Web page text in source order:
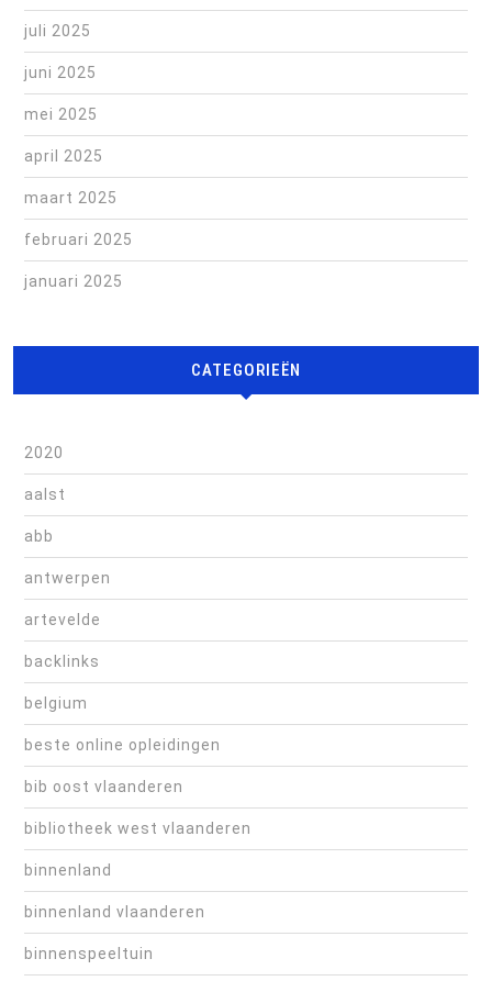
juli 2025
juni 2025
mei 2025
april 2025
maart 2025
februari 2025
januari 2025
CATEGORIEËN
2020
aalst
abb
antwerpen
artevelde
backlinks
belgium
beste online opleidingen
bib oost vlaanderen
bibliotheek west vlaanderen
binnenland
binnenland vlaanderen
binnenspeeltuin